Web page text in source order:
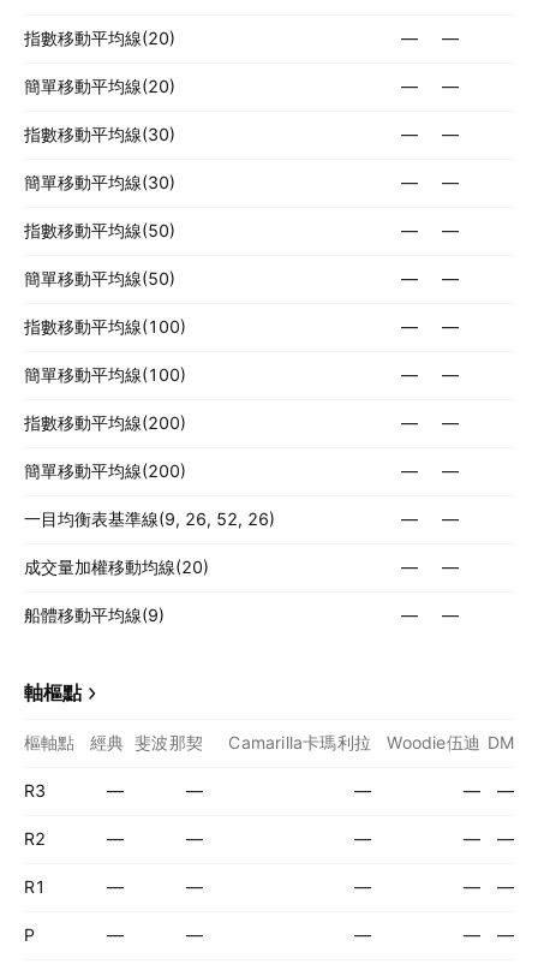
指數移動平均線(20) — —
簡單移動平均線(20) — —
指數移動平均線(30) — —
簡單移動平均線(30) — —
指數移動平均線(50) — —
簡單移動平均線(50) — —
指數移動平均線(100) — —
簡單移動平均線(100) — —
指數移動平均線(200) — —
簡單移動平均線(200) — —
一目均衡表基準線(9, 26, 52, 26) — —
成交量加權移動均線(20) — —
船體移動平均線(9) — —
軸樞點
樞軸點 經典 斐波那契 Camarilla卡瑪利拉 Woodie伍迪 DM
R3 — — — — —
R2 — — — — —
R1 — — — — —
P — — — — —